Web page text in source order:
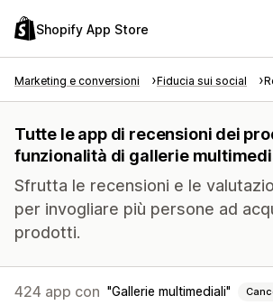
Shopify App Store
Marketing e conversioni Fiducia sui social
Tutte le app di recensioni dei
funzionalità di gallerie
Sfrutta le recensioni e le
per invogliare più persone ad
prodotti.
424 app con Gallerie multimediali